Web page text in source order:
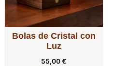
Bolas de Cristal con
Luz
55,00€